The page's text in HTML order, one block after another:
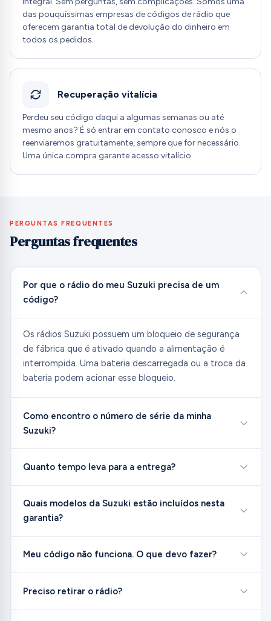
das pouquíssimas empresas de códigos de rádio que
oferecem garantia total de devolução do dinheiro em
todos os pedidos.
Recuperação vitalícia
Perdeu seu código daqui a algumas semanas ou até
mesmo anos? É só entrar em contato conosco e nós o
reenviaremos gratuitamente, sempre que for necessário.
Uma única compra garante acesso vitalício.
PERGUNTAS FREQUENTES
Perguntas frequentes
Por que o rádio do meu Suzuki precisa de um
código?
Os rádios Suzuki possuem um bloqueio de segurança
de fábrica que é ativado quando a alimentação é
interrompida. Uma bateria descarregada ou a troca da
bateria podem acionar esse bloqueio.
Como encontro o número de série da minha
Suzuki?
Quanto tempo leva para a entrega?
Quais modelos da Suzuki estão incluídos nesta
garantia?
Meu código não funciona. O que devo fazer?
Preciso retirar o rádio?